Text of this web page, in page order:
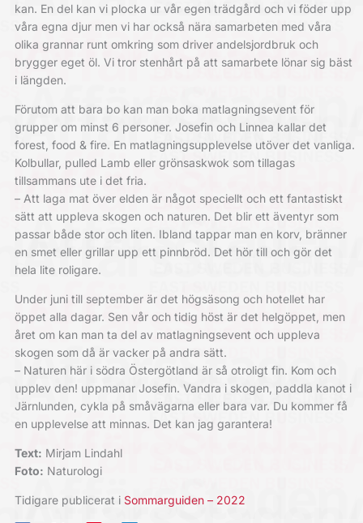
kan. En del kan vi plocka ur vår egen trädgård och vi föder upp
våra egna djur men vi har också nära samarbeten med våra
olika grannar runt omkring som driver andelsjordbruk och
brygger eget öl. Vi tror stenhårt på att samarbete lönar sig bäst
i längden.
Förutom att bara bo kan man boka matlagningsevent för
grupper om minst 6 personer. Josefin och Linnea kallar det
forest, food & fire. En matlagningsupplevelse utöver det vanliga.
Kolbullar, pulled Lamb eller grönsaskwok som tillagas
tillsammans ute i det fria.
– Att laga mat över elden är något speciellt och ett fantastiskt
sätt att uppleva skogen och naturen. Det blir ett äventyr som
passar både stor och liten. Ibland tappar man en korv, bränner
en smet eller grillar upp ett pinnbröd. Det hör till och gör det
hela lite roligare.
Under juni till september är det högsäsong och hotellet har
öppet alla dagar. Sen vår och tidig höst är det helgöppet, men
året om kan man ta del av matlagningsevent och uppleva
skogen som då är vacker på andra sätt.
– Naturen här i södra Östergötland är så otroligt fin. Kom och
upplev den! uppmanar Josefin. Vandra i skogen, paddla kanot i
Järnlunden, cykla på småvägarna eller bara var. Du kommer få
en upplevelse att minnas. Det kan jag garantera!
Text: Mirjam Lindahl
Foto: Naturologi
Tidigare publicerat i Sommarguiden – 2022